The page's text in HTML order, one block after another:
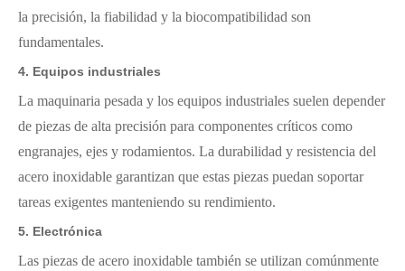
la precisión, la fiabilidad y la biocompatibilidad son
fundamentales.
4. Equipos industriales
La maquinaria pesada y los equipos industriales suelen depender
de piezas de alta precisión para componentes críticos como
engranajes, ejes y rodamientos. La durabilidad y resistencia del
acero inoxidable garantizan que estas piezas puedan soportar
tareas exigentes manteniendo su rendimiento.
5. Electrónica
Las piezas de acero inoxidable también se utilizan comúnmente